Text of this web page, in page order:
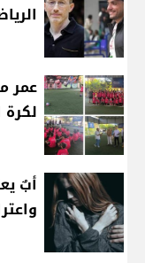
عمر
أبٌ